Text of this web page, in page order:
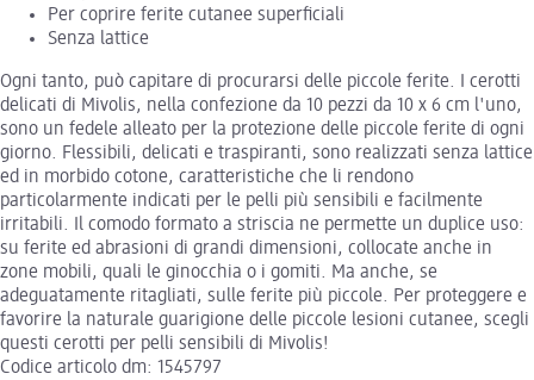
Per coprire ferite cutanee superficiali
Senza lattice
Ogni tanto, può capitare di procurarsi delle piccole ferite. I cerotti
delicati di Mivolis, nella confezione da 10 pezzi da 10 x 6 cm l'uno,
sono un fedele alleato per la protezione delle piccole ferite di ogni
giorno. Flessibili, delicati e traspiranti, sono realizzati senza lattice
ed in morbido cotone, caratteristiche che li rendono
particolarmente indicati per le pelli più sensibili e facilmente
irritabili. Il comodo formato a striscia ne permette un duplice uso:
su ferite ed abrasioni di grandi dimensioni, collocate anche in
zone mobili, quali le ginocchia o i gomiti. Ma anche, se
adeguatamente ritagliati, sulle ferite più piccole. Per proteggere e
favorire la naturale guarigione delle piccole lesioni cutanee, scegli
questi cerotti per pelli sensibili di Mivolis!
Codice articolo dm: 1545797